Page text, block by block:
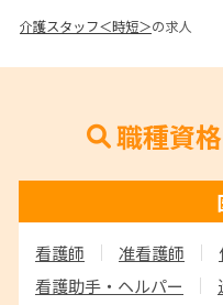
介護スタッフ＜時短＞の求人
職種資
看護師 准看護師
看護助手・ヘルパー